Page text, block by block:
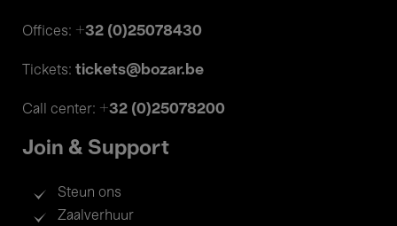
Offices: +32 (0)25078430
Tickets: tickets@bozar.be
Call center: +32 (0)25078200
Join & Support
Steun ons
Zaalverhuur